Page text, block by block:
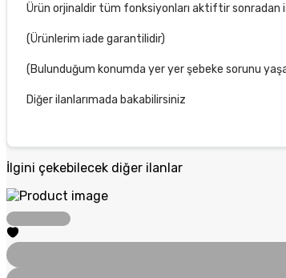
Ürün orjinaldir tüm fonksiyonları aktiftir sonradan
(Ürünlerim iade garantilidir)
(Bulunduğum konumda yer yer şebeke sorunu
Diğer ilanlarımada bakabilirsiniz
İlgini çekebilecek diğer ilanlar